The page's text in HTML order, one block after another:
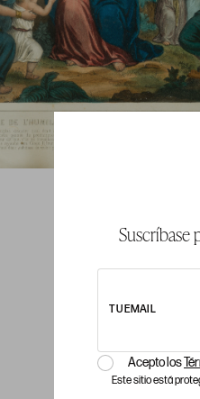
Suscríbase
TU EMAIL
Acepto los
Este sitio está